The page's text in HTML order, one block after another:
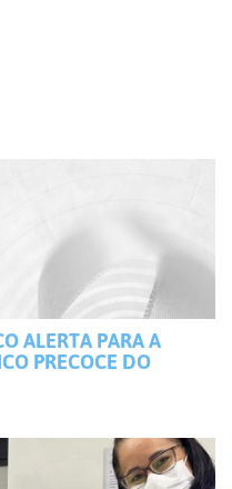
ALERTA PARA A
PRECOCE DO